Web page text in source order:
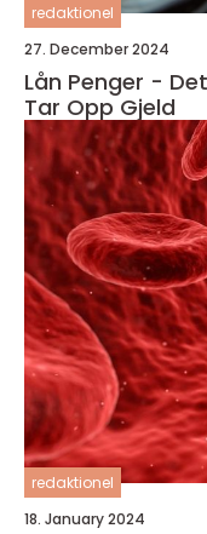
redaktionel
27. December 2024
Lån Penger -
Tar Opp Gjeld
redaktionel
18. January 2024